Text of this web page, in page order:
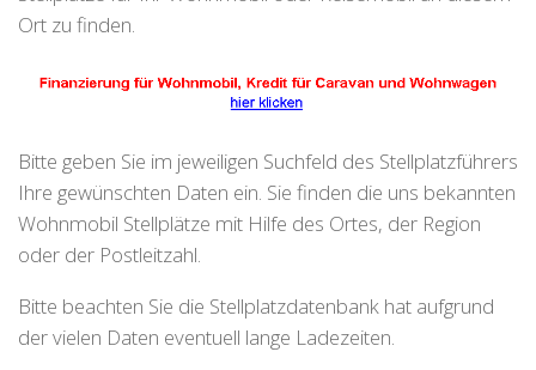
Ort zu finden.
Bitte geben Sie im jeweiligen Suchfeld des Stellplatzführers
Ihre gewünschten Daten ein. Sie finden die uns bekannten
Wohnmobil Stellplätze mit Hilfe des Ortes, der Region
oder der Postleitzahl.
Bitte beachten Sie die Stellplatzdatenbank hat aufgrund
der vielen Daten eventuell lange Ladezeiten.